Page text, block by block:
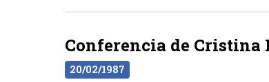
Conferencia de Cristina
20/02/1987